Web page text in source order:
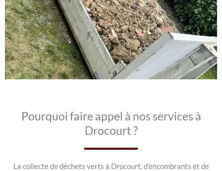
Pourquoi faire appel à nos services à
Drocourt ?
La collecte de déchets verts à Drocourt, d’encombrants et de